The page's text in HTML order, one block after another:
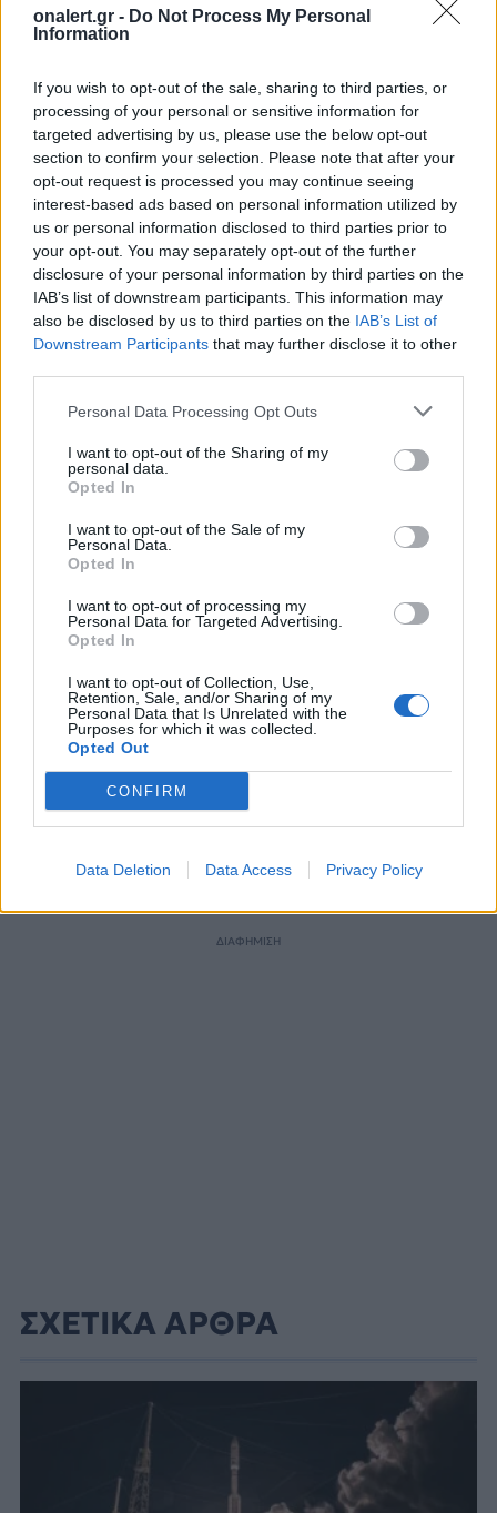
onalert.gr - Do Not Process My Personal
Information
If you wish to opt-out of the sale, sharing to third parties, or
processing of your personal or sensitive information for
targeted advertising by us, please use the below opt-out
section to confirm your selection. Please note that after your
opt-out request is processed you may continue seeing
interest-based ads based on personal information utilized by
us or personal information disclosed to third parties prior to
your opt-out. You may separately opt-out of the further
disclosure of your personal information by third parties on the
IAB’s list of downstream participants. This information may
also be disclosed by us to third parties on the IAB’s List of
Downstream Participants that may further disclose it to other
Personal Data Processing Opt Outs
I want to opt-out of the Sharing of my
personal data.
Opted In
I want to opt-out of the Sale of my
Personal Data.
Opted In
I want to opt-out of processing my
Personal Data for Targeted Advertising.
Opted In
I want to opt-out of Collection, Use,
Retention, Sale, and/or Sharing of my
Personal Data that Is Unrelated with the
Purposes for which it was collected.
Opted Out
CONFIRM
Data Deletion Data Access Privacy Policy
Διάβασε επίσης
Τουρκία: «Δεν στοχεύει
κάποια συγκεκριμένη
χώρα η αμυντική
συμφωνία με Πακιστάν
και Σαουδική Αραβία»
παραβιάσεις
Ακολουθήστε το onalert.gr στο
Newsκαι μάθετε πρώτοι όλες τις ειδήσεις
για την άμυνα.
ΒΟΜΒΑ
ΕΛΛΗΝΙΚΟΣ ΣΤΡΑΤΟΣ
ΕΝΟΠΛΕΣ ΔΥΝΑΜΕΙΣ
ΣΑΜΟΣ
ΔΙΑΦΗΜΙΣΗ
ΣΧΕΤΙΚΑ ΑΡΘΡΑ